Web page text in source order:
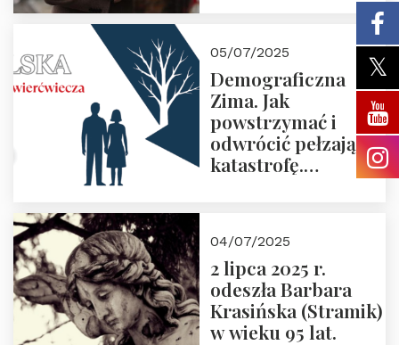
05/07/2025
Demograficzna
Zima. Jak
powstrzymać i
odwrócić pełzającą
katastrofę.
Nowego
Ćwierćwiecza”
04/07/2025
2 lipca 2025 r.
odeszła Barbara
Krasińska (Stramik)
w wieku 95 lat.